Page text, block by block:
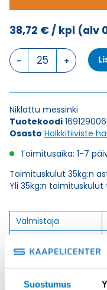
Suostumus
38,72 €/ kpl (alv
HSK-
M-
PG
HOLKKITIIVISTE
määrä
Niklattu messinki
Tuotekoodi
Osasto Holkkitiiviste
Toimitusaika: 1-7
Toimituskulut 35kg:n
Yli 35kg:n
Valmistaja
Tuotenimi/Malli